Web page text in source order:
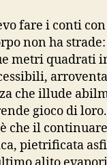
fare i conti
non ha
metri quadrati
che illude
gioco di loro.
che il
pietrificata